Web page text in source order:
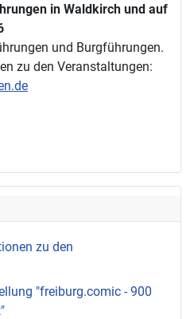
in Waldkirch und auf
und Burgführungen.
zu den Veranstaltungen:
zu den
"freiburg.comic - 900